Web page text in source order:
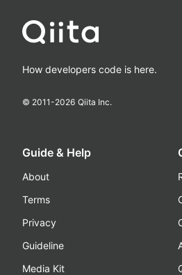
How developers code is here.
© 2011-2026 Qiita Inc.
Guide & Help
About
Terms
Privacy
Guideline
Media Kit